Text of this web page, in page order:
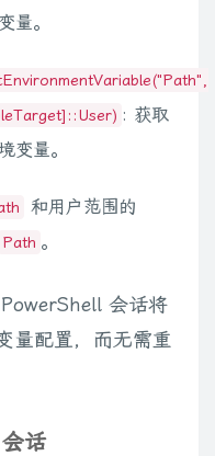
量。
: 获取
变量。
和用户范围的
Path 。
会话将
量配置，而无需重
话